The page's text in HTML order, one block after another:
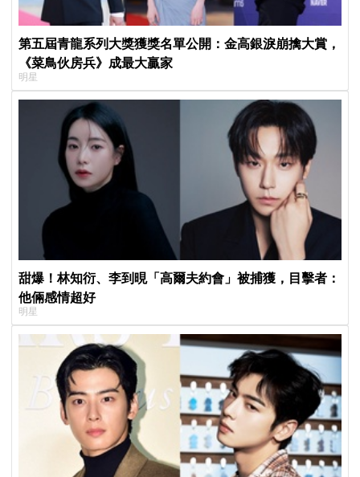
第五屆青龍系列大獎獲獎名單公開：金高銀淚崩擒大賞，
《菜鳥伙房兵》成最大贏家
明星
甜爆！林知衍、李到晛「高爾夫約會」被捕獲，目擊者：
他倆感情超好
明星